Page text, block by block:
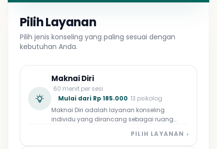
Pilih Layanan
Pilih jenis konseling yang paling sesuai dengan
kebutuhan Anda.
Maknai Diri
60 menit per sesi
Mulai dari Rp 185.000· 13 psikolog
Maknai Diri adalah layanan konseling
individu yang dirancang sebagai ruang
diri, mengelola emosi, dan merumuskan arah
hidup yang lebih bermakna. Didampingi
PILIH LAYANAN ›